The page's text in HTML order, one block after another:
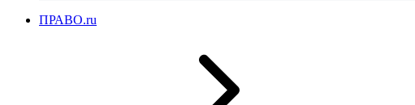
ПРАВО.ru